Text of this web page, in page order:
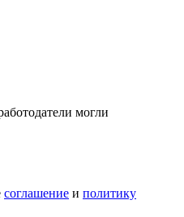
могли
соглашение и политику